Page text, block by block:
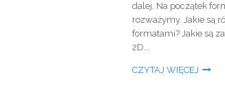
dalej. Na początek
rozważymy. Jakie są
formatami? Jakie są
2D...
CZYTAJ WIĘCEJ